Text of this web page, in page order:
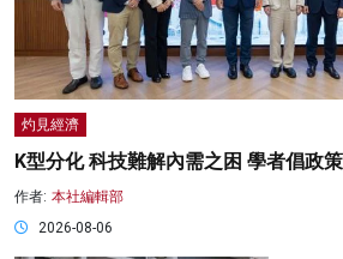
灼見經濟
K型分化 科技難解內需之困 學者倡政
作者: 本社編輯部
2026-08-06